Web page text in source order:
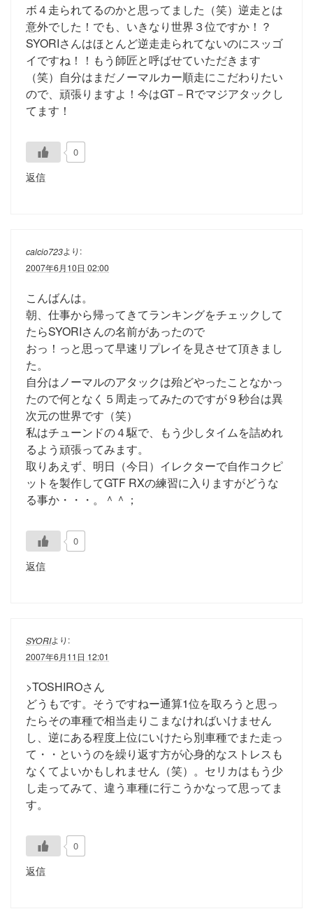
ボ４走られてるのかと思ってました（笑）逆走とは
意外でした！でも、いきなり世界３位ですか！？
SYORIさんはほとんど逆走走られてないのにスッゴ
イですね！！もう師匠と呼ばせていただきます
（笑）自分はまだノーマルカー順走にこだわりたい
ので、頑張りますよ！今はGT－Rでマジアタックし
てます！
0
返信
calcio723より:
2007年6月10日 02:00
こんばんは。
朝、仕事から帰ってきてランキングをチェックして
たらSYORIさんの名前があったので
おっ！っと思って早速リプレイを見させて頂きまし
た。
自分はノーマルのアタックは殆どやったことなかっ
たので何となく５周走ってみたのですが９秒台は異
次元の世界です（笑）
私はチューンドの４駆で、もう少しタイムを詰めれ
るよう頑張ってみます。
取りあえず、明日（今日）イレクターで自作コクピ
ットを製作してGTF RXの練習に入りますがどうな
る事か・・・。＾＾；
0
返信
SYORIより:
2007年6月11日 12:01
>TOSHIROさん
どうもです。そうですねー通算1位を取ろうと思っ
たらその車種で相当走りこまなければいけません
し、逆にある程度上位にいけたら別車種でまた走っ
て・・というのを繰り返す方が心身的なストレスも
なくてよいかもしれません（笑）。セリカはもう少
し走ってみて、違う車種に行こうかなって思ってま
す。
0
返信